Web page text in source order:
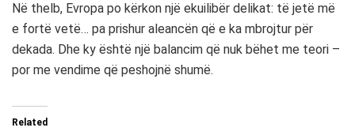
Në thelb, Evropa po kërkon një ekuilibër delikat: të jetë më
e fortë vetë… pa prishur aleancën që e ka mbrojtur për
dekada. Dhe ky është një balancim që nuk bëhet me teori –
por me vendime që peshojnë shumë.
Related